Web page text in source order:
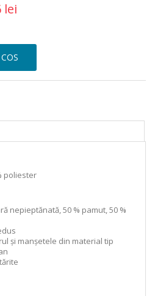
lei
poliester
nepieptănată, 50 % pamut, 50 %
și manșetele din material tip